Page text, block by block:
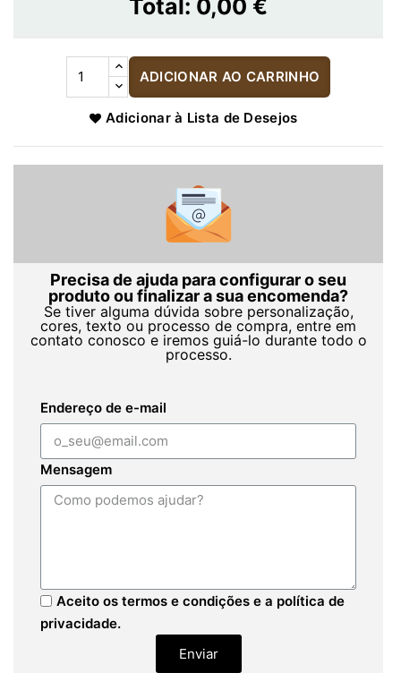
Total: 0,00 €
ADICIONAR AO CARRINHO
Adicionar à Lista de Desejos
Precisa de ajuda para configurar o seu
produto ou finalizar a sua encomenda?
Se tiver alguma dúvida sobre personalização,
cores, texto ou processo de compra, entre em
contato conosco e iremos guiá-lo durante todo o
processo.
Endereço de e-mail
Mensagem
Aceito os termos e condições e a política de
privacidade.
Enviar